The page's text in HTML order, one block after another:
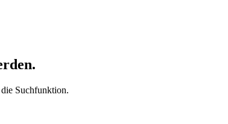
Suchfunktion.